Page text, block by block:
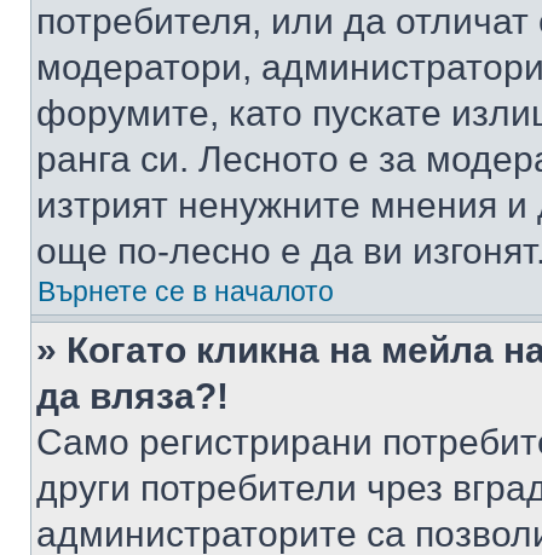
потребителя, или да
модератори,
форумите, като пускате
ранга си. Лесното е за
изтрият ненужните мнения
още по-лесно е да ви
Върнете се в началото
» Когато кликна на мейла
да вляза?!
Само регистрирани
други потребители чрез
администраторите са